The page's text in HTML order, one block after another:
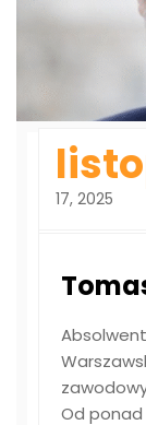
17, 2025
Od